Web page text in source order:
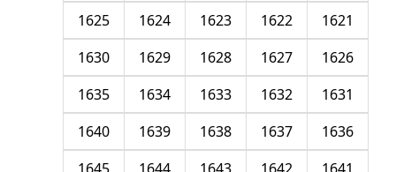
1621
1622
1623
1624
1625
1626
1627
1628
1629
1630
1631
1632
1633
1634
1635
1636
1637
1638
1639
1640